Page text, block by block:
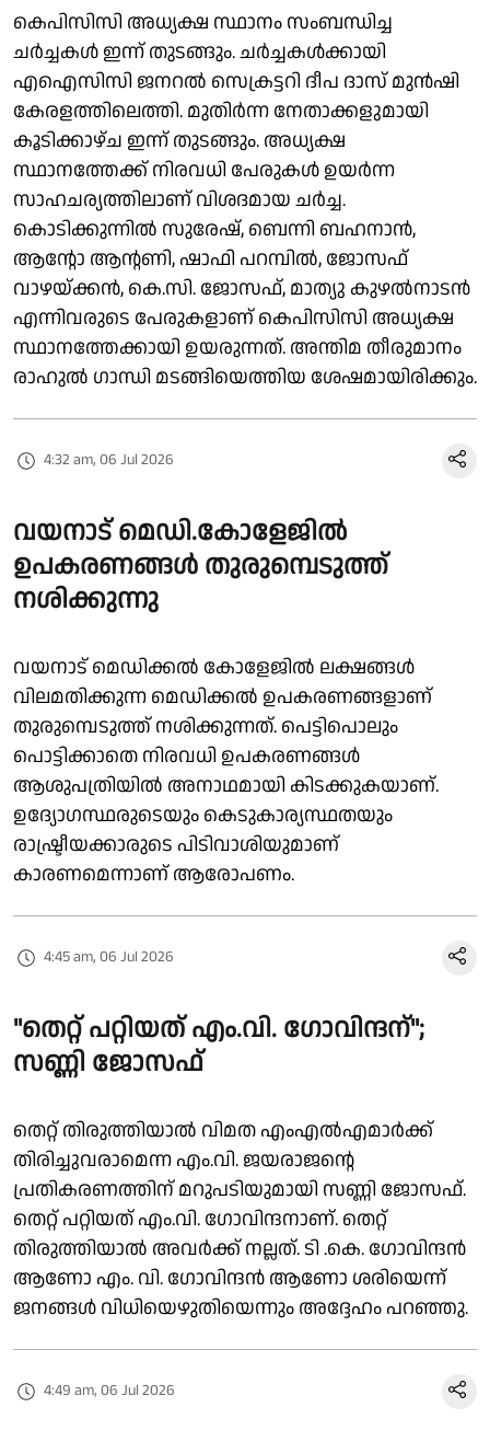
കെപിസിസി അധ്യക്ഷ സ്ഥാനം സംബന്ധിച്ച
ചർച്ചകൾ ഇന്ന് തുടങ്ങും. ചർച്ചകൾക്കായി
എഐസിസി ജനറൽ സെക്രട്ടറി ദീപ ദാസ് മുൻഷി
കേരളത്തിലെത്തി. മുതിർന്ന നേതാക്കളുമായി
കൂടിക്കാഴ്ച ഇന്ന് തുടങ്ങും. അധ്യക്ഷ
സ്ഥാനത്തേക്ക് നിരവധി പേരുകൾ ഉയർന്ന
സാഹചര്യത്തിലാണ് വിശദമായ ചർച്ച.
കൊടിക്കുന്നിൽ സുരേഷ്, ബെന്നി ബഹനാൻ,
ആൻ്റോ ആൻ്റണി, ഷാഫി പറമ്പിൽ, ജോസഫ്
വാഴയ്ക്കൻ, കെ.സി. ജോസഫ്, മാത്യു കുഴൽനാടൻ
എന്നിവരുടെ പേരുകളാണ് കെപിസിസി അധ്യക്ഷ
സ്ഥാനത്തേക്കായി ഉയരുന്നത്. അന്തിമ തീരുമാനം
രാഹുൽ ഗാന്ധി മടങ്ങിയെത്തിയ ശേഷമായിരിക്കും.
4:32 am, 06 Jul 2026
വയനാട് മെഡി.കോളേജിൽ
ഉപകരണങ്ങൾ തുരുമ്പെടുത്ത്
നശിക്കുന്നു
വയനാട് മെഡിക്കൽ കോളേജിൽ ലക്ഷങ്ങൾ
വിലമതിക്കുന്ന മെഡിക്കൽ ഉപകരണങ്ങളാണ്
തുരുമ്പെടുത്ത് നശിക്കുന്നത്. പെട്ടിപൊലും
പൊട്ടിക്കാതെ നിരവധി ഉപകരണങ്ങൾ
ആശുപത്രിയിൽ അനാഥമായി കിടക്കുകയാണ്.
ഉദ്യോഗസ്ഥരുടെയും കെടുകാര്യസ്ഥതയും
രാഷ്ട്രീയക്കാരുടെ പിടിവാശിയുമാണ്
കാരണമെന്നാണ് ആരോപണം.
4:45 am, 06 Jul 2026
"തെറ്റ് പറ്റിയത് എം.വി. ഗോവിന്ദന്";
സണ്ണി ജോസഫ്
തെറ്റ് തിരുത്തിയാൽ വിമത എംഎൽഎമാർക്ക്
തിരിച്ചുവരാമെന്ന എം.വി. ജയരാജന്റെ
പ്രതികരണത്തിന് മറുപടിയുമായി സണ്ണി ജോസഫ്.
തെറ്റ് പറ്റിയത് എം.വി. ഗോവിന്ദനാണ്. തെറ്റ്
തിരുത്തിയാൽ അവർക്ക് നല്ലത്. ടി .കെ. ഗോവിന്ദൻ
ആണോ എം. വി. ഗോവിന്ദൻ ആണോ ശരിയെന്ന്
ജനങ്ങൾ വിധിയെഴുതിയെന്നും അദ്ദേഹം പറഞ്ഞു.
4:49 am, 06 Jul 2026